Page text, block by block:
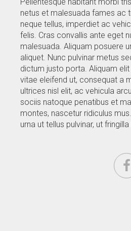
netus et malesuada fames ac
neque tellus, imperdiet ac
felis. Cras convallis ante eget
malesuada. Aliquam posuere
aliquet. Nunc pulvinar metus
dictum justo porta. Aliquam
vitae eleifend ut, consequat a
ultrices nisl elit, ac vehicula
sociis natoque penatibus et
montes, nascetur ridiculus
urna ut tellus pulvinar, ut